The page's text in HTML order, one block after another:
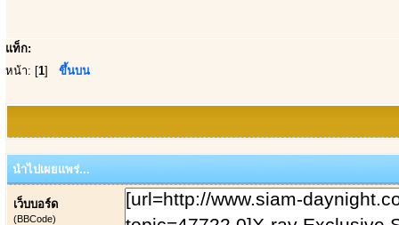
แท็ก:
หน้า: [1] ขึ้นบน
นำไปเผยแพร่...
เว็บบอร์ด
(BBCode)